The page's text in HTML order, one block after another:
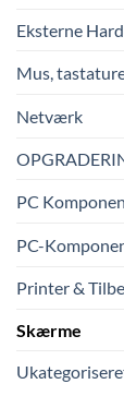
Eksterne
Mus,
Netværk
PC
PC-
Printer &
Skærme